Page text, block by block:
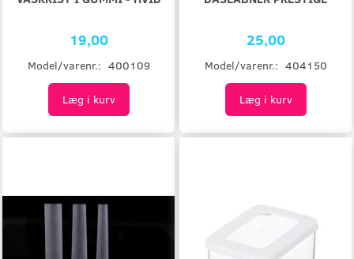
19,00
Model/varenr.: 400109
Læg i kurv
25,00
Model/varenr.: 404150
Læg i kurv